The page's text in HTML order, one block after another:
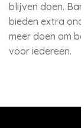
blijven doen.
bieden extra
meer doen om
voor iedereen.